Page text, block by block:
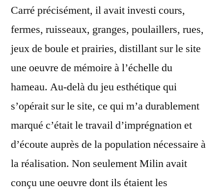
Carré précisément, il avait investi cours,
fermes, ruisseaux, granges, poulaillers, rues,
jeux de boule et prairies, distillant sur le site
une oeuvre de mémoire à l’échelle du
hameau. Au-delà du jeu esthétique qui
s’opérait sur le site, ce qui m’a durablement
marqué c’était le travail d’imprégnation et
d’écoute auprès de la population nécessaire à
la réalisation. Non seulement Milin avait
conçu une oeuvre dont ils étaient les